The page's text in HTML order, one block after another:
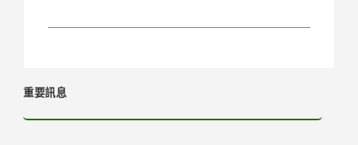
重要訊息